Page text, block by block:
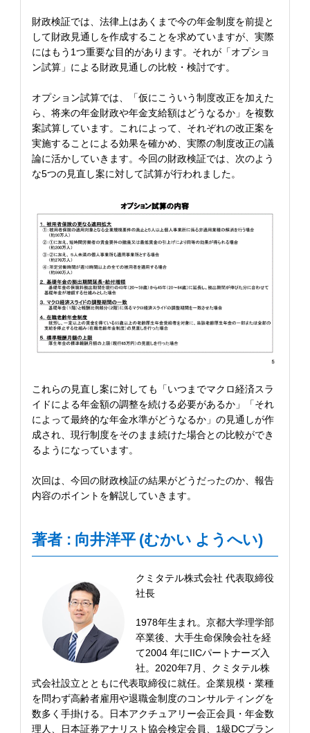
財政検証では、法律上はあくまで今の年金制度を前提と
して財政見通しを作成することを求めていますが、実際
にはもう1つ重要な目的があります。それが「オプショ
ン試算」による財政見通しの比較・検討です。
オプション試算では、「仮にこういう制度改正を加えた
ら、将来の年金財政や年金支給額はどうなるか」を複数
案試算しています。これによって、それぞれの改正案を
実施することによる効果を確かめ、実際の制度改正の議
論に活かしていきます。今回の財政検証では、次のよう
な5つの見直し案に対して試算が行われました。
これらの見直し案に対しても「いつまでマクロ経済スラ
イドによる年金額の調整を続ける必要があるか」「それ
によって最終的な年金水準がどうなるか」の見通しが作
成され、現行制度をそのまま続けた場合との比較ができ
るようになっています。
次回は、今回の財政検証の結果がどうだったのか、報告
内容のポイントを解説していきます。
著者 : 向井洋平 (むかい ようへい)
クミタテル株式会社 代表取締役
社長
1978年生まれ。京都大学理学部
卒業後、大手生命保険会社を経
て2004 年にIICパートナーズ入
社。2020年7月、クミタテル株
式会社設立とともに代表取締役に就任。企業規模・業種
を問わず高齢者雇用や退職金制度のコンサルティングを
数多く手掛ける。日本アクチュアリー会正会員・年金数
理人、日本証券アナリスト協会検定会員、1級DCプラン